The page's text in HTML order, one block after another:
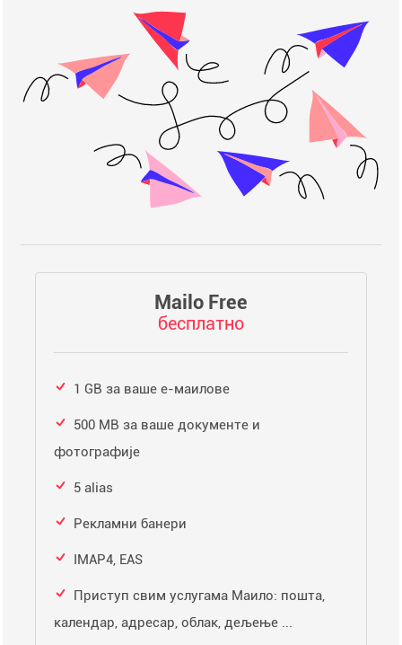
Mailo Free
бесплатно
1 GB за ваше е-маилове
500 MB за ваше документе и
фотографије
5 alias
Рекламни банери
IMAP4, EAS
Приступ свим услугама Маило: пошта,
календар, адресар, облак, дељење ...